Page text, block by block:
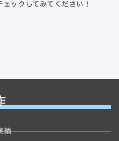
ックしてみてください！
績